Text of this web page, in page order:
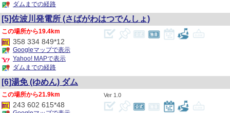
ダムまでの経路
[5]佐波川発電所 (さばがわはつでんしょ)
19.4km
358 334 849*12
Googleマップで表示
Yahoo! MAPで表示
ダムまでの経路
[6]湯免(ゆめん) ダム
1.0
21.9km
243 602 615*48